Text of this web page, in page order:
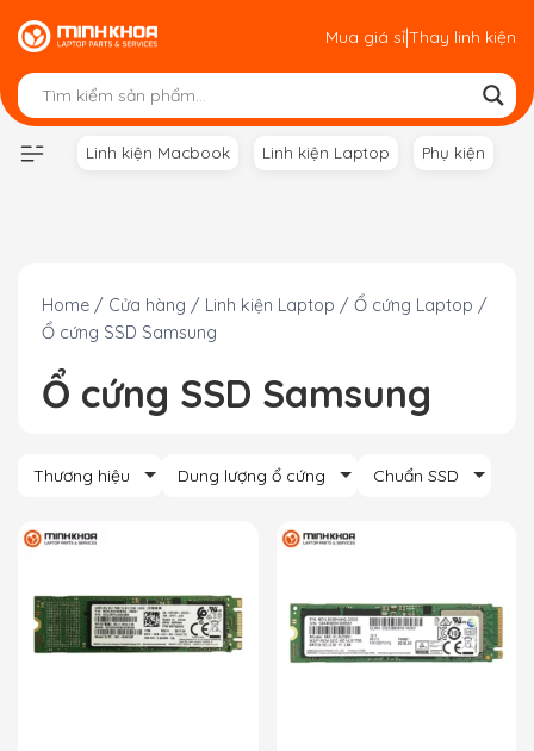
Skip
to
content
Mua giá sỉ|Thay linh kiện
Linh kiện Macbook Linh kiện Laptop Phụ kiện
Home / Cửa hàng / Linh kiện Laptop / Ổ cứng Laptop /
Ổ cứng SSD Samsung
Ổ cứng SSD Samsung
Thương hiệu Dung lượng ổ cứng Chuẩn SSD